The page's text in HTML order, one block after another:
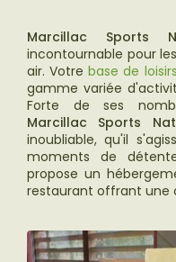
Marcillac Sports
incontournable pour
air. Votrebase de
gamme variée
Forte de ses
Marcillac Sports
inoubliable, qu'il
moments de
propose un
restaurant offrant une